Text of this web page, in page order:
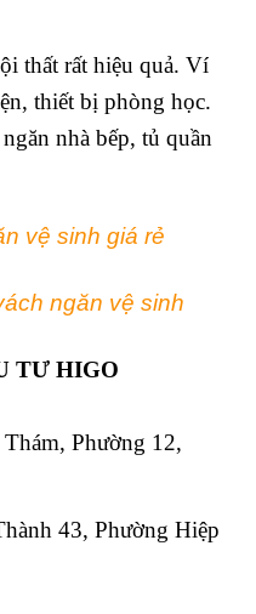
thất rất hiệu quả. Ví
thiết bị phòng học.
nhà bếp, tủ quần
vệ sinh giá rẻ
ngăn vệ sinh
TƯ HIGO
Phường 12,
43, Phường Hiệp